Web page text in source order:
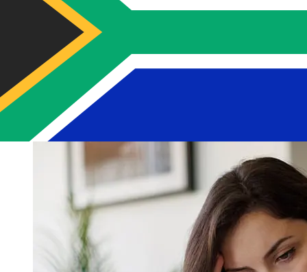
Los tiempos de entrega para transferencias
internacionales con Autoritat Financera de Países
Miembros del Euro a Sudáfrica varían según el método
de pago y el momento de la transacción. Normalmente,
las transferencias bancarias internacionales tardan
entre 1 y 5 días laborables. Factores como los festivos
bancarios y los controles de seguridad también pueden
afectar la entrega. Comprueba los tiempos límite de
Autoritat Financera Andorranapara evitar retrasos.